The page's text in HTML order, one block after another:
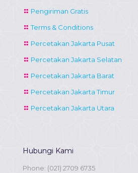
Pengiriman Gratis
Terms & Conditions
Percetakan Jakarta Pusat
Percetakan Jakarta Selatan
Percetakan Jakarta Barat
Percetakan Jakarta Timur
Percetakan Jakarta Utara
Hubungi Kami
Phone: (021) 2709 6735